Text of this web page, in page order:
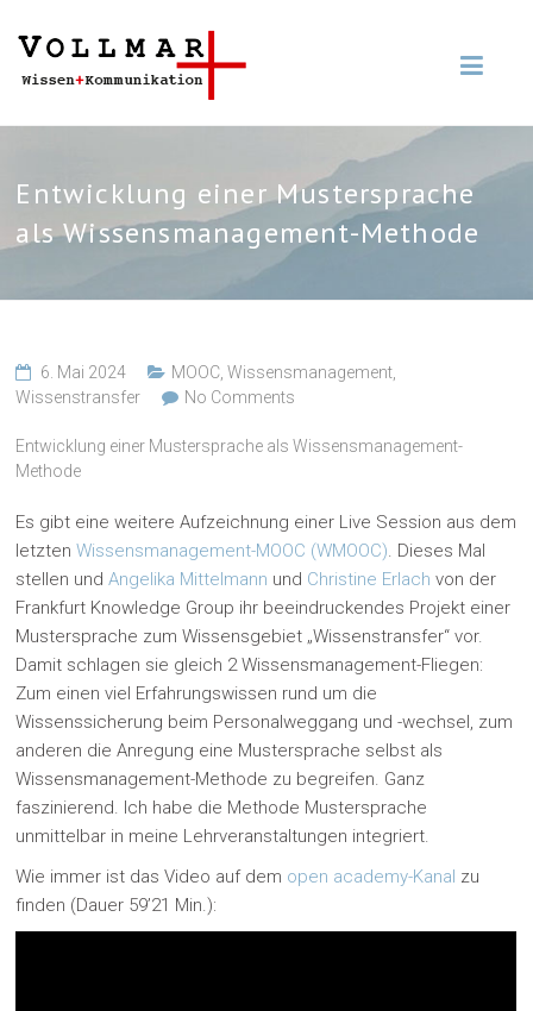
Entwicklung einer Mustersprache
als Wissensmanagement-Methode
6. Mai 2024 MOOC ,Wissensmanagement
Wissenstransfer
No Comments
Entwicklung einer Mustersprache als Wissensmanagement-
Methode
Es gibt eine weitere Aufzeichnung einer Live Session aus dem
letztenWissensmanagement-MOOC (WMOOC). Dieses Mal
stellen undAngelika Mittelmann und Christine Erlach von der
Frankfurt Knowledge Group ihr beeindruckendes Projekt einer
Mustersprache zum Wissensgebiet „Wissenstransfer“ vor.
Damit schlagen sie gleich 2 Wissensmanagement-Fliegen:
Zum einen viel Erfahrungswissen rund um die
Wissenssicherung beim Personalweggang und -wechsel, zum
anderen die Anregung eine Mustersprache selbst als
Wissensmanagement-Methode zu begreifen. Ganz
faszinierend. Ich habe die Methode Mustersprache
unmittelbar in meine Lehrveranstaltungen integriert.
Wie immer ist das Video auf dem open academy-Kanal zu
finden (Dauer 59’21 Min.):